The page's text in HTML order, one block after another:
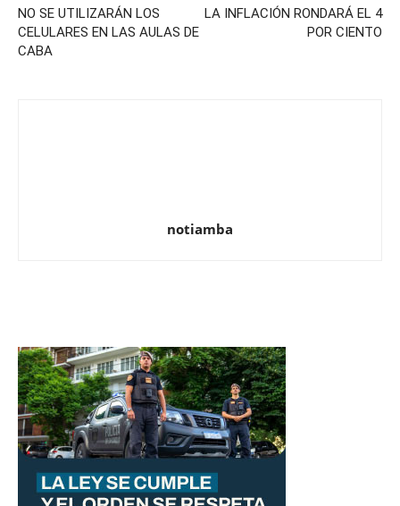
NO SE UTILIZARÁN LOS
CELULARES EN LAS AULAS DE
CABA
LA INFLACIÓN RONDARÁ EL 4
POR CIENTO
notiamba